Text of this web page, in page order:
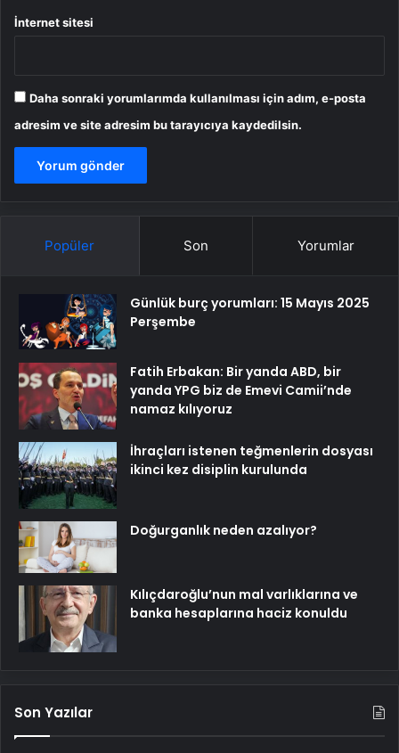
İnternet sitesi
Daha sonraki yorumlarımda kullanılması için adım, e-posta
adresim ve site adresim bu tarayıcıya kaydedilsin.
Popüler Son Yorumlar
Günlük burç yorumları: 15 Mayıs 2025
Perşembe
Fatih Erbakan: Bir yanda ABD, bir
yanda YPG biz de Emevi Camii’nde
namaz kılıyoruz
İhraçları istenen teğmenlerin dosyası
ikinci kez disiplin kurulunda
Doğurganlık neden azalıyor?
Kılıçdaroğlu’nun mal varlıklarına ve
banka hesaplarına haciz konuldu
Son Yazılar